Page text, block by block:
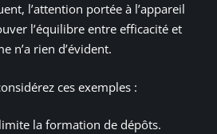
l’attention portée à l’appareil
l’équilibre entre efficacité et
n’a rien d’évident.
ces exemples :
la formation de dépôts.